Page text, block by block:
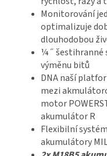
Monitorování
optimalizuje
dlouhodobou
¼˝ šestihranné
výměnu bitů
DNA naší
mezi
motor
akumulátor R
Flexibilní
akumulátory